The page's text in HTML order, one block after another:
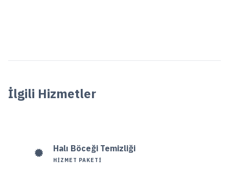
İlgili Hizmetler
Halı Böceği Temizliği
HIZMET PAKETI